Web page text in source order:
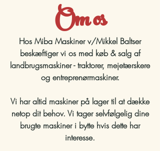
Om os
Hos Miba Maskiner v/Mikkel Baltser
beskæftiger vi os med køb & salg af
landbrugsmaskiner - traktorer, mejetærskere
og entreprenørmaskiner.
Vi har altid maskiner på lager til at dække
netop dit behov. Vi tager selvfølgelig dine
brugte maskiner i bytte hvis dette har
interesse.